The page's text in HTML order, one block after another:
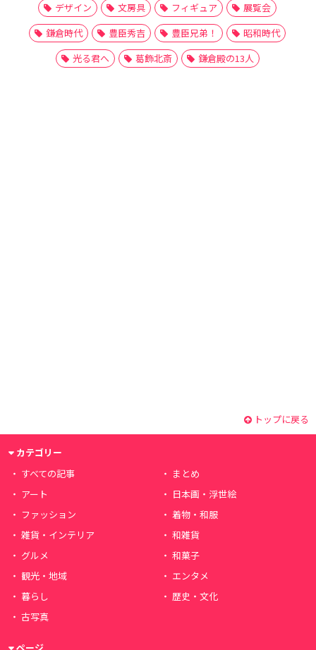
デザイン
文房具 フィギュア
展覧会
鎌倉時代
豊臣秀吉 豊臣兄弟！
昭和時代
光る君へ
葛飾北斎 鎌倉殿の13人
トップに戻る
カテゴリー
すべての記事
まとめ
アート
日本画・浮世絵
ファッション
着物・和服
雑貨・インテリア
和雑貨
グルメ
和菓子
観光・地域
エンタメ
暮らし
歴史・文化
古写真